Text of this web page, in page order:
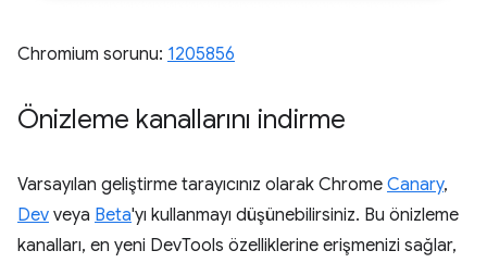
Chromium sorunu: 1205856
Önizleme kanallarını indirme
Varsayılan geliştirme tarayıcınız olarak Chrome Canary,
Dev veya Beta'yı kullanmayı düşünebilirsiniz. Bu önizleme
kanalları, en yeni DevTools özelliklerine erişmenizi sağlar,